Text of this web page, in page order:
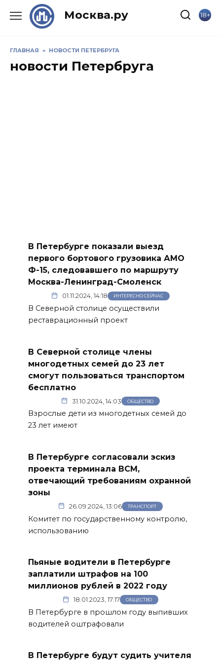
Москва.ру 18+
ГЛАВНАЯ » НОВОСТИ ПЕТЕРБРУГА
новости Петербруга
В Петербурге показали выезд
первого бортового грузовика АМО
Ф-15, следовавшего по маршруту
Москва-Ленинград-Смоленск
01.11.2024, 14:18 ИНТЕРЕСНО СЕЙЧАС
В Северной столице осуществили
реставрационный проект
В Северной столице члены
многодетных семей до 23 лет
смогут пользоваться транспортом
бесплатно
31.10.2024, 14:03 ОБЩЕСТВО
Взрослые дети из многодетных семей до
23 лет имеют
В Петербурге согласовали эскиз
проекта терминала ВСМ,
отвечающий требованиям охранной
зоны
26.09.2024, 13:06 ТРАНСПОРТ
Комитет по государственному контролю,
использованию
Пьяные водители в Петербурге
заплатили штрафов на 100
миллионов рублей в 2022 году
18.01.2023, 17:17 ОБЩЕСТВО
В Петербурге в прошлом году выпивших
водителей оштрафовали
В Петербурге будут судить учителя